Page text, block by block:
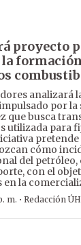
proyecto
formación
analizará
por la
que busca
utilizada para
pretende
cómo
del petróleo,
con el
en la
m. · Redacción ÚH